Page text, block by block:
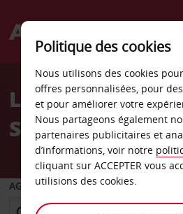
Welcome
AvisLocation de
Stadthagen
AGENCE DE DÉPART
Politique des cookies
Nous utilisons des cookies
offres personnalisées, pour
et pour améliorer votre
Nous partageons également
partenaires publicitaires et
d’informations, voir notre
cliquant sur ACCEPTER vous
utilisions des cookies.